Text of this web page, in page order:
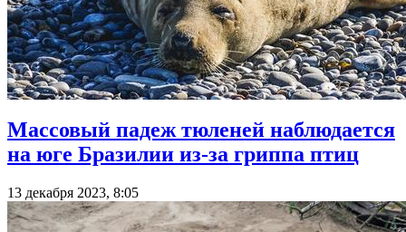
Массовый падеж тюленей наблюдается
на юге Бразилии из-за гриппа птиц
13 декабря 2023, 8:05